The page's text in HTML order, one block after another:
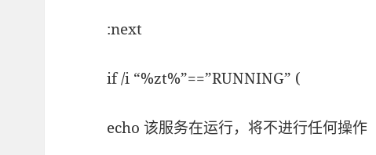
:next
if /i “%zt%”==”RUNNING” (
echo 该服务在运行，将不进行任何操作